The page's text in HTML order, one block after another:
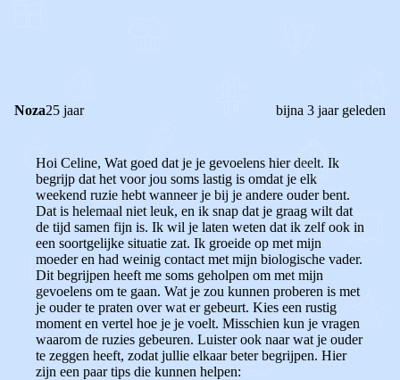
Noza25 jaar bijna 3 jaar geleden
Hoi Celine, Wat goed dat je je gevoelens hier deelt. Ik
begrijp dat het voor jou soms lastig is omdat je elk
weekend ruzie hebt wanneer je bij je andere ouder bent.
Dat is helemaal niet leuk, en ik snap dat je graag wilt dat
de tijd samen fijn is. Ik wil je laten weten dat ik zelf ook in
een soortgelijke situatie zat. Ik groeide op met mijn
moeder en had weinig contact met mijn biologische vader.
Dit begrijpen heeft me soms geholpen om met mijn
gevoelens om te gaan. Wat je zou kunnen proberen is met
je ouder te praten over wat er gebeurt. Kies een rustig
moment en vertel hoe je je voelt. Misschien kun je vragen
waarom de ruzies gebeuren. Luister ook naar wat je ouder
te zeggen heeft, zodat jullie elkaar beter begrijpen. Hier
zijn een paar tips die kunnen helpen: